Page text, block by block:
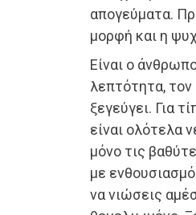
απογεύματα.
μορφή και η
Είναι ο
λεπτότητα,
ξεγεύγει. Για
είναι ολότελα
μόνο τις
με
να νιώσεις